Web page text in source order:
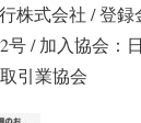
株式会社 / 登
号 / 加入協会：
引業協会